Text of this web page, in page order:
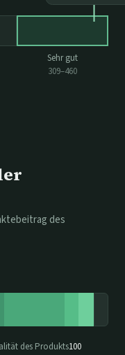
Sehr gut
309–460
des
des Produkts100